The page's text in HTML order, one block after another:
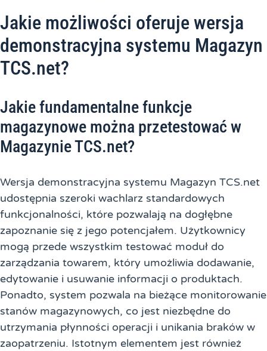
Jakie możliwości oferuje wersja
demonstracyjna systemu Magazyn
TCS.net?
Jakie fundamentalne funkcje
magazynowe można przetestować w
Magazynie TCS.net?
Wersja demonstracyjna systemu Magazyn TCS.net
udostępnia szeroki wachlarz standardowych
funkcjonalności, które pozwalają na dogłębne
zapoznanie się z jego potencjałem. Użytkownicy
mogą przede wszystkim testować moduł do
zarządzania towarem, który umożliwia dodawanie,
edytowanie i usuwanie informacji o produktach.
Ponadto, system pozwala na bieżące monitorowanie
stanów magazynowych, co jest niezbędne do
utrzymania płynności operacji i unikania braków w
zaopatrzeniu. Istotnym elementem jest również